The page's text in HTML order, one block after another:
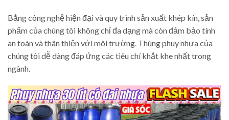
Bằng công nghệ hiện đại và quy trình sản xuất khép kín, sản
phẩm của chúng tôi không chỉ đa dạng mà còn đảm bảo tính
an toàn và thân thiện với môi trường. Thùng phuy nhựa của
chúng tôi dễ dàng đáp ứng các tiêu chí khắt khe nhất trong
ngành.